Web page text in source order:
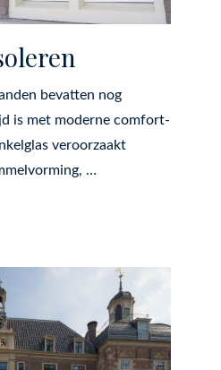
bevatten nog
is met moderne comfort-
veroorzaakt
…